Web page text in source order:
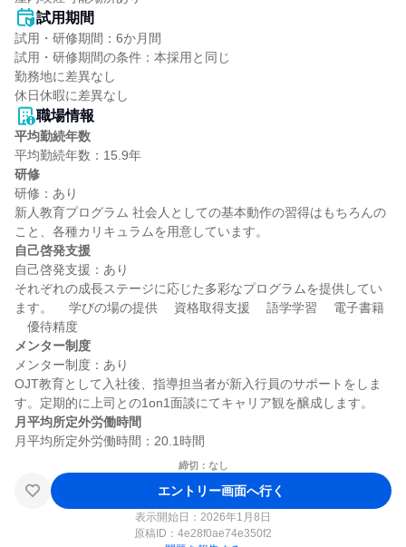
試用期間
試用・研修期間：6か月間
試用・研修期間の条件：本採用と同じ
勤務地に差異なし
職場情報
平均勤続年数
研修
研修：あり
新人教育プログラム 社会人としての基本動作の習得はもちろんの
自己啓発支援
自己啓発支援：あり
それぞれの成長ステージに応じた多彩なプログラムを提供してい
ます。 　学びの場の提供 　資格取得支援 　語学学習 　電子書籍
メンター制度
メンター制度：あり
OJT教育として入社後、指導担当者が新入行員のサポートをしま
月平均所定外労働時間
締切：なし
エントリー画面へ行く
表示開始日：2026年1月8日
原稿ID： 4e28f0ae74e350f2